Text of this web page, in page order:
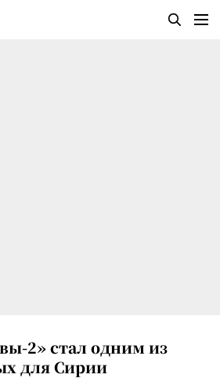
2» стал одним из
для Сирии